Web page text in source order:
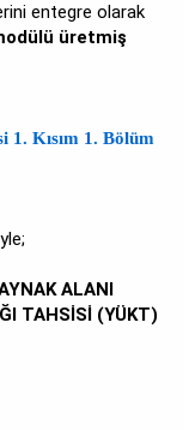
entegre olarak
üretmiş
Kısım 1. Bölüm
ALANI
TAHSİSİ (YÜKT)